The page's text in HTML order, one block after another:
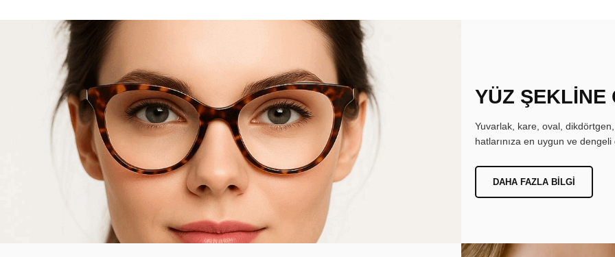
YÜZ ŞEKLİNE
Yuvarlak, kare, oval,
hatlarınıza en uygun ve
DAHA FAZLA BILGI